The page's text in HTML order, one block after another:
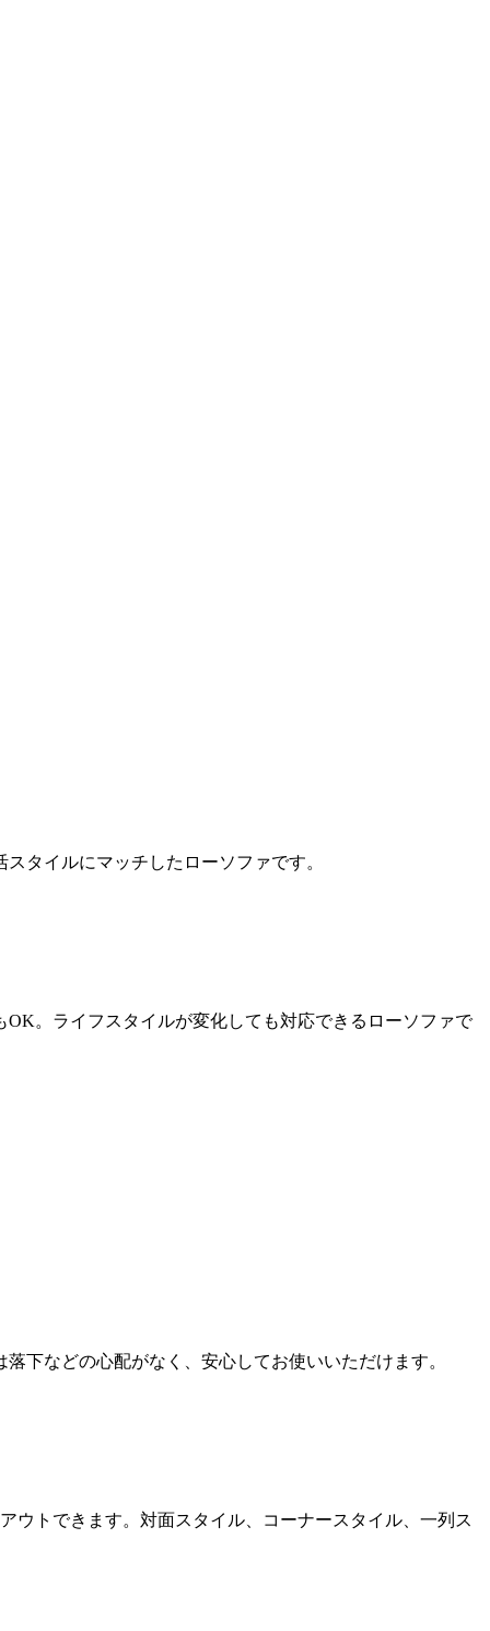
タイルにマッチしたローソファです。
。ライフスタイルが変化しても対応できるローソファで
下などの心配がなく、安心してお使いいただけます。
ウトできます。対面スタイル、コーナースタイル、一列ス